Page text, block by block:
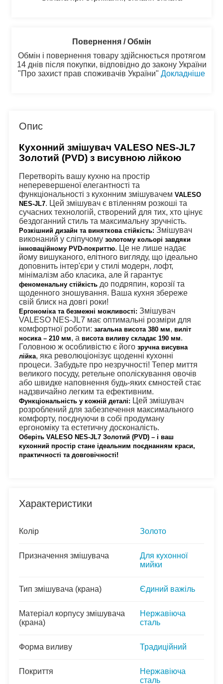
Повернення / Обмін
Обмін і повернення товару здійснюється протягом
14 днів після покупки, відповідно до закону України
"Про захист прав споживачів України" Докладніше
Опис
Кухонний змішувач VALESO NES-JL7
Золотий (PVD) з висувною лійкою
Перетворіть вашу кухню на простір
неперевершеної елегантності та
функціональності з кухонним змішувачем VALESO
NES-JL7. Цей змішувач є втіленням розкоші та
сучасних технологій, створений для тих, хто цінує
бездоганний стиль та максимальну зручність.
Розкішний дизайн та виняткова стійкість: Змішувач
виконаний у сліпучому золотому кольорі завдяки
інноваційному PVD-покриттю. Це не лише надає
йому вишуканого, елітного вигляду, що ідеально
доповнить інтер'єри у стилі модерн, лофт,
феноменальну стійкість до подряпин, корозії та
щоденного зношування. Ваша кухня збереже
свій блиск на довгі роки!
Ергономіка та безмежні можливості: Змішувач
VALESO NES-JL7 має оптимальні розміри для
комфортної роботи: загальна висота 380 мм, виліт
носика – 210 мм, а висота виливу складає 190 мм.
Головною ж особливістю є його зручна висувна
лійка, яка революціонізує щоденні кухонні
процеси. Забудьте про незручності! Тепер миття
великого посуду, ретельне ополіскування овочів
або швидке наповнення будь-яких ємностей стає
надзвичайно легким та ефективним.
Функціональність у кожній деталі: Цей змішувач
розроблений для забезпечення максимального
комфорту, поєднуючи в собі продуману
ергономіку та естетичну досконалість.
Оберіть VALESO NES-JL7 Золотий (PVD) – і ваш
кухонний простір стане ідеальним поєднанням краси,
практичності та довговічності!
Характеристики
Колір Золото
Призначення змішувача
Для кухонної
мийки
Тип змішувача (крана) Єдиний важіль
Матеріал корпусу змішувача
(крана)
Нержавіюча
сталь
Форма виливу Традиційний
Покриття
Нержавіюча
сталь